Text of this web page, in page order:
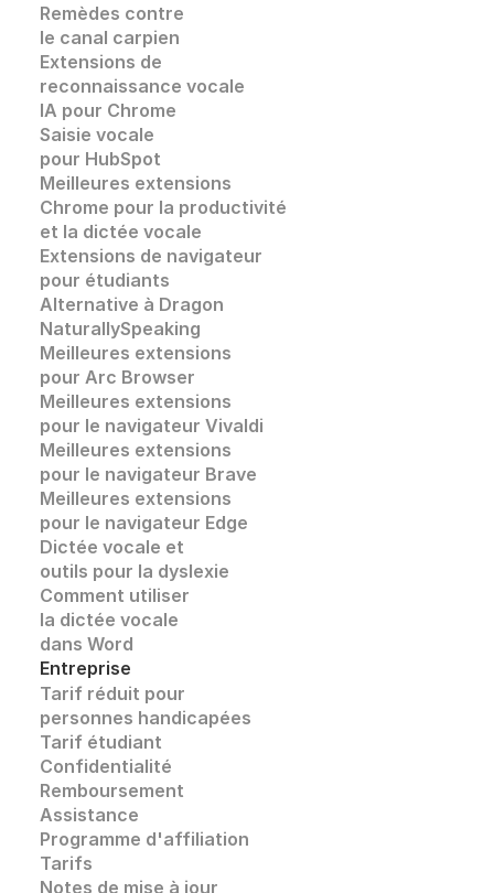
Remèdes contre
le canal carpien
Extensions de
reconnaissance vocale
IA pour Chrome
Saisie vocale
pour HubSpot
Meilleures extensions
Chrome pour la productivité
et la dictée vocale
Extensions de navigateur
pour étudiants
Alternative à Dragon
NaturallySpeaking
Meilleures extensions
pour Arc Browser
Meilleures extensions
pour le navigateur Vivaldi
Meilleures extensions
pour le navigateur Brave
Meilleures extensions
pour le navigateur Edge
Dictée vocale et
outils pour la dyslexie
Comment utiliser
la dictée vocale
dans Word
Entreprise
Tarif réduit pour
personnes handicapées
Tarif étudiant
Confidentialité
Remboursement
Assistance
Programme d'affiliation
Tarifs
Notes de mise à jour